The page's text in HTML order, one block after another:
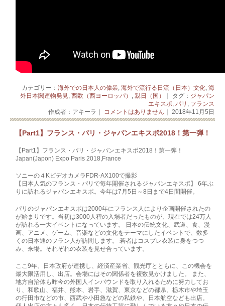
カテゴリー： 海外での日本人の偉業, 海外で流行る日流（日本）文化, 海
外日本関連物発見
西欧（西ヨーロッパ） 親日（国） ｜ タグ： ジャパン
エキスポ パリ
フランス
作成者：アキーラ｜
コメントはありません ｜ 2018年11月5日
【Part1】フランス・パリ・ジャパンエキスポ2018！第一弾！
【Part1】フランス・パリ・ジャパンエキスポ2018！第一弾！
Japan(Japon) Expo Paris 2018,France
ソニーの４KビデオカメラFDR-AX100で撮影
【日本人気のフランス・パリで毎年開催されるジャパンエキスポ】 6年ぶ
りに訪れるジャパンエキスポ。今年は7月5日～8日まで4日間開催。
パリのジャパンエキスポは2000年にフランス人により企画開催されたの
が始まりです。当初は3000人程の入場者だったものが、現在では24万人
が訪れる一大イベントになっています。 日本の伝統文化、武道、食、漫
画、アニメ、ゲーム、音楽などの文化をテーマにしたイベントで、数多
くの日本通のフラン人が訪問します。 若者はコスプレ衣装に身をつつ
み、来場。それぞれの衣装を見せ合っています。
ここ9年、日本政府が連携し、経済産業省、観光庁とともに、この機会を
最大限活用し、出店。会場にはその関係者を複数見かけました。 また、
地方自治体も昨今の外国人インバウンドを取り入れるために努力してお
り、和歌山、福井、熊本、岩手、滋賀、東京などの都県、栃木市や埼玉
の行田市などの市、西武や小田急などの私鉄や、日本航空なども出店。